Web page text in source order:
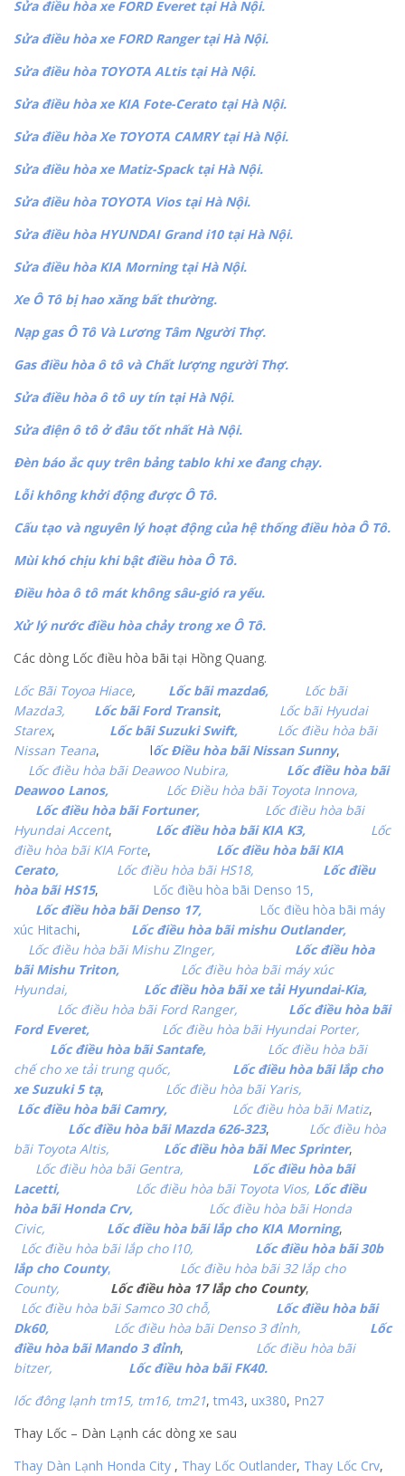
Sửa điều hòa xe FORD Everet tại Hà Nội.
Sửa điều hòa xe FORD Ranger tại Hà Nội.
Sửa điều hòa TOYOTA ALtis tại Hà Nội.
Sửa điều hòa xe KIA Fote-Cerato tại Hà Nội.
Sửa điều hòa Xe TOYOTA CAMRY tại Hà Nội.
Sửa điều hòa xe Matiz-Spack tại Hà Nội.
Sửa điều hòa TOYOTA Vios tại Hà Nội.
Sửa điều hòa HYUNDAI Grand i10 tại Hà Nội.
Sửa điều hòa KIA Morning tại Hà Nội.
Xe Ô Tô bị hao xăng bất thường.
Nạp gas Ô Tô Và Lương Tâm Người Thợ.
Gas điều hòa ô tô và Chất lượng người Thợ.
Sửa điều hòa ô tô uy tín tại Hà Nội.
Sửa điện ô tô ở đâu tốt nhất Hà Nội.
Đèn báo ắc quy trên bảng tablo khi xe đang chạy.
Lỗi không khởi động được Ô Tô.
Cấu tạo và nguyên lý hoạt động của hệ thống điều hòa Ô Tô.
Mùi khó chịu khi bật điều hòa Ô Tô.
Điều hòa ô tô mát không sâu-gió ra yếu.
Xử lý nước điều hòa chảy trong xe Ô Tô.
Các dòng Lốc điều hòa bãi tại Hồng Quang.
Lốc Bãi Toyoa Hiace, Lốc bãi mazda6,
Lốc bãi
Mazda3,
Lốc bãi Ford Transit, Lốc bãi Hyudai
Starex, Lốc bãi Suzuki Swift,
Lốc điều hòa bãi
Nissan Teana, lốc Điều hòa bãi Nissan Sunny,
Lốc điều hòa bãi Deawoo Nubira,
Lốc điều hòa bãi
Deawoo Lanos,
Lốc Điều hòa bãi Toyota Innova,
Lốc điều hòa bãi Fortuner,
Lốc điều hòa bãi
Hyundai Accent, Lốc điều hòa bãi KIA K3,
Lốc
điều hòa bãi KIA Forte, Lốc điều hòa bãi KIA
Cerato,
Lốc điều hòa bãi HS18,
Lốc điều
hòa bãi HS15, Lốc điều hòa bãi Denso 15,
Lốc điều hòa bãi Denso 17,
Lốc điều hòa bãi máy
xúc Hitachi,
Lốc điều hòa bãi mishu Outlander,
Lốc điều hòa bãi Mishu ZInger,
Lốc điều hòa
bãi Mishu Triton,
Lốc điều hòa bãi máy xúc
Hyundai,
Lốc điều hòa bãi xe tải Hyundai-Kia,
Lốc điều hòa bãi Ford Ranger,
Lốc điều hòa bãi
Ford Everet,
Lốc điều hòa bãi Hyundai Porter,
Lốc điều hòa bãi Santafe,
Lốc điều hòa bãi
chế cho xe tải trung quốc,
Lốc điều hòa bãi lắp cho
xe Suzuki 5 tạ, Lốc điều hòa bãi Yaris,
Lốc điều hòa bãi Camry,
Lốc điều hòa bãi Matiz,
Lốc điều hòa bãi Mazda 626-323, Lốc điều hòa
bãi Toyota Altis,
Lốc điều hòa bãi Mec Sprinter,
Lốc điều hòa bãi Gentra,
Lốc điều hòa bãi
Lacetti,
Lốc điều hòa bãi Toyota Vios, Lốc điều
hòa bãi Honda Crv,
Lốc điều hòa bãi Honda
Civic,
Lốc điều hòa bãi lắp cho KIA Morning,
Lốc điều hòa bãi lắp cho I10,
Lốc điều hòa bãi 30b
lắp cho County,
Lốc điều hòa bãi 32 lắp cho
County,
Lốc điều hòa 17 lắp cho County,
Lốc điều hòa bãi Samco 30 chỗ,
Lốc điều hòa bãi
Dk60,
Lốc điều hòa bãi Denso 3 đỉnh,
Lốc
điều hòa bãi Mando 3 đỉnh, Lốc điều hòa bãi
bitzer,
Lốc điều hòa bãi FK40.
lốc đông lạnh tm15, tm16, tm21, tm43, ux380, Pn27
Thay Lốc – Dàn Lạnh các dòng xe sau
Thay Dàn Lạnh Honda City , Thay Lốc Outlander, Thay Lốc Crv,